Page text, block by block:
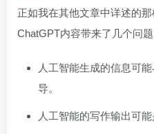
正如我在其他文章中详述的
ChatGPT内容带来了几个问题
人工智能生成的信息可
导。
人工智能的写作输出可能